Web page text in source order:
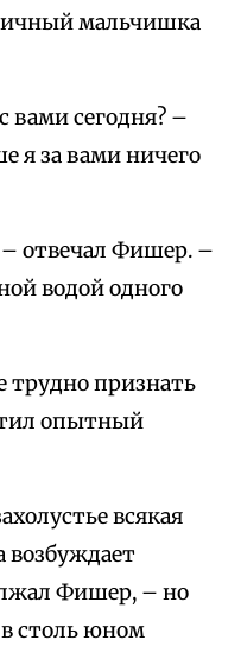
мальчишка
вами сегодня? –
я за вами ничего
отвечал Фишер. –
водой одного
трудно признать
опытный
всякая
возбуждает
Фишер, – но
столь юном